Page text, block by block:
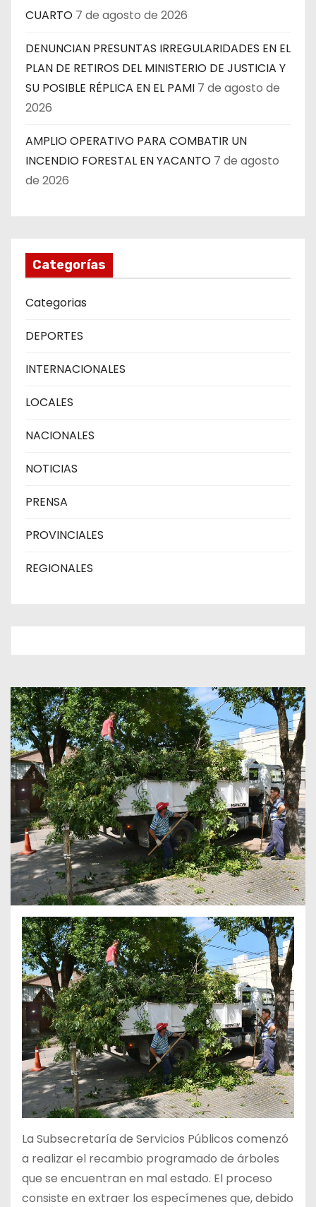
CUARTO 7 de agosto de 2026
DENUNCIAN PRESUNTAS IRREGULARIDADES EN EL
PLAN DE RETIROS DEL MINISTERIO DE JUSTICIA Y
SU POSIBLE RÉPLICA EN EL PAMI 7 de agosto de
2026
AMPLIO OPERATIVO PARA COMBATIR UN
INCENDIO FORESTAL EN YACANTO 7 de agosto
de 2026
Categorías
Categorias
DEPORTES
INTERNACIONALES
LOCALES
NACIONALES
NOTICIAS
PRENSA
PROVINCIALES
REGIONALES
La Subsecretaría de Servicios Públicos comenzó
a realizar el recambio programado de árboles
que se encuentran en mal estado. El proceso
consiste en extraer los especímenes que, debido